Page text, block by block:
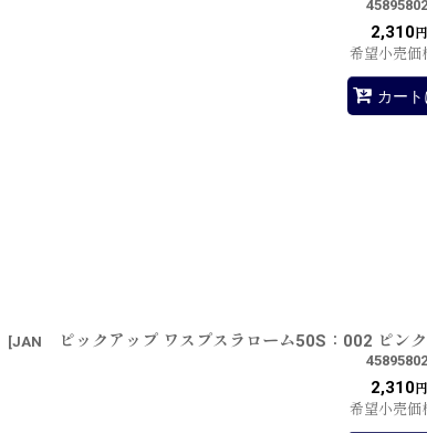
2,310円
希望小売価
カー
[JAN
ピックアップ ワスプスラローム50S：002 ピン
2,310円
希望小売価